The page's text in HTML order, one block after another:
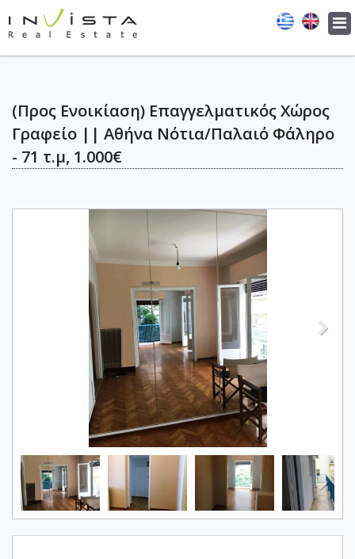
(Προς Ενοικίαση) Επαγγελματικός Χώρος
Γραφείο || Αθήνα Νότια/Παλαιό Φάληρο
- 71 τ.μ, 1.000€